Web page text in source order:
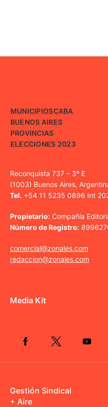
MUNICIPIOSCABA
BUENOS AIRES
PROVINCIAS
ELECCIONES 2023
Reconquista 737 – 3º E
(1003) Buenos Aires,
Tel. +54 11 5235 0896 Int
Propietario: Compañía
Número de Registro:
comercial@zonales.com
redaccion@zonales.com
Media Kit
Gestión Sindical
+ Aire